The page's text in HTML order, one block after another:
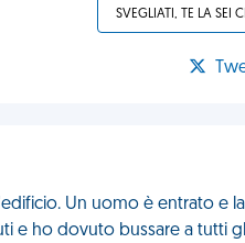
SVEGLIATI, TE LA SEI
Un uomo è entrato e
e ho dovuto bussare a tutti